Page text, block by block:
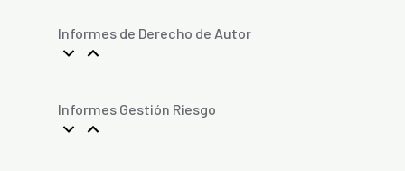
Informes de Derecho de Autor
Informes Gestión Riesgo